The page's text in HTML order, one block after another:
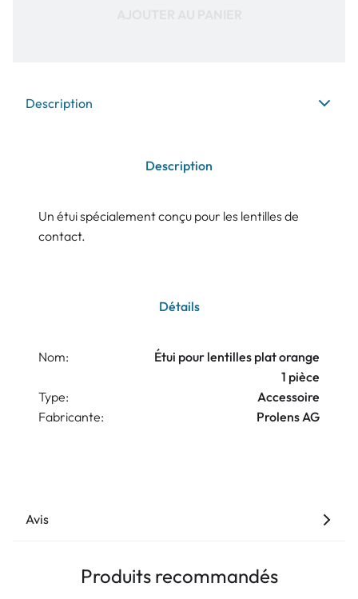
Description
Description
Un étui spécialement conçu pour les lentilles de
contact.
Détails
Nom:
Étui pour lentilles plat orange
1 pièce
Type:
Accessoire
Fabricante:
Prolens AG
Avis
Produits recommandés